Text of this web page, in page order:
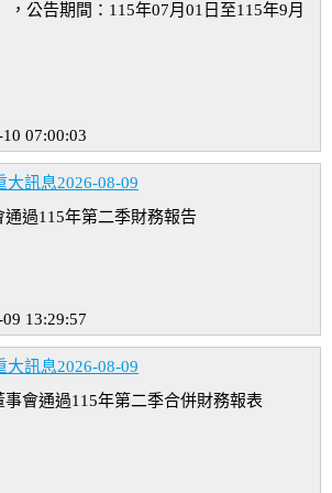
，公告期間：115年07月01日至115年9月
07:00:03
大訊息2026-08-09
過115年第二季財務報告
13:29:57
大訊息2026-08-09
會通過115年第二季合併財務報表